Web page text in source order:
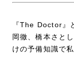
『The Doctor』
岡徹、橋本さと
けの予備知識で